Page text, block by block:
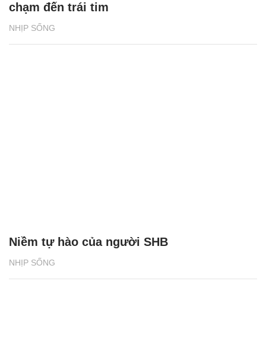
NHỊP SỐNG
chạm đến trái tim
NHỊP SỐNG
Niềm tự hào của người SHB